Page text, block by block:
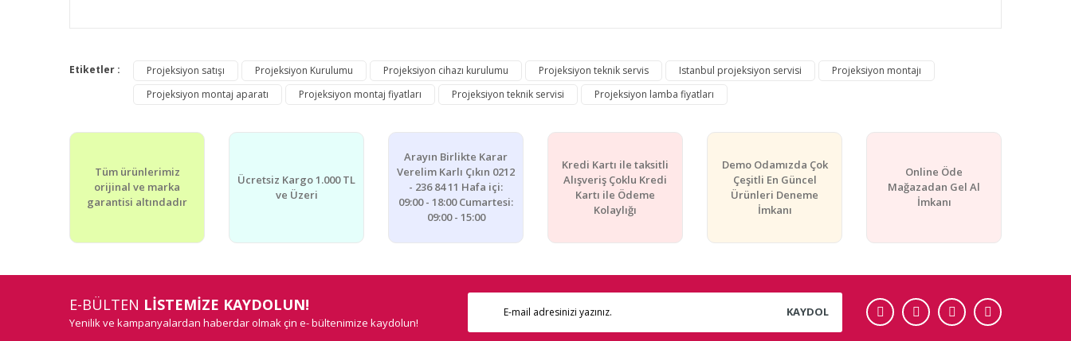
Bu ürüne ilk yorumu siz yapın!
Görüş ve önerileriniz için teşekkür ederiz.
Ürün fiyatı diğer sitelerden daha pahalı.
Bu ürüne benzer farklı alternatifler olmalı.
Etiketler : Projeksiyon satışı Projeksiyon Kurulumu Projeksiyon cihazı kurulumu Projeksiyon teknik servis Istanbul projeksiyon servisi
Projeksiyon montajı
Projeksiyon montaj aparatı
Projeksiyon montaj fiyatları Projeksiyon teknik servisi Projeksiyon lamba fiyatları
Tüm ürünlerimiz
orijinal ve marka
garantisi altındadır
Ücretsiz Kargo 1.000 TL
ve Üzeri
Arayın Birlikte Karar
Verelim Karlı Çıkın 0212
- 236 84 11 Hafa içi:
09:00 - 18:00 Cumartesi:
09:00 - 15:00
Kredi Kartı ile taksitli
Alışveriş Çoklu Kredi
Kartı ile Ödeme
Kolaylığı
Demo Odamızda Çok
Çeşitli En Güncel
Ürünleri Deneme
İmkanı
Online Öde
Mağazadan Gel Al
İmkanı
E-BÜLTEN LİSTEMİZE KAYDOLUN!
Yenilik ve kampanyalardan haberdar olmak çin e- bültenimize kaydolun!
KAYDOL